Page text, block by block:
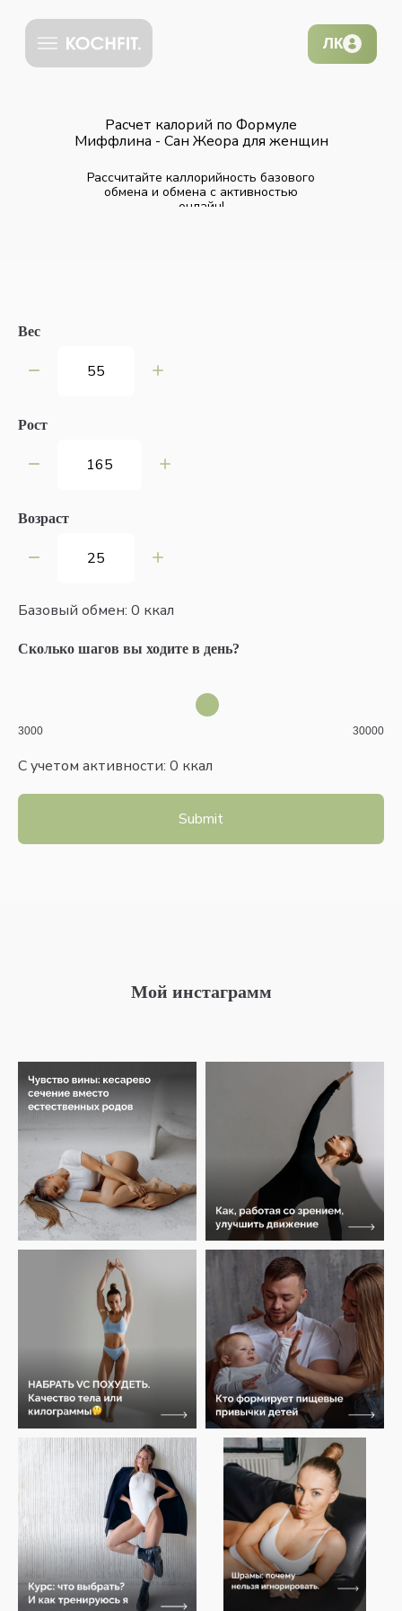
Наш сайт использует куки. Продолжая
Расчет калорий по Формуле
Миффлина - Сан Жеора для женщин
Рассчитайте каллорийность базового
обмена и обмена с активностью
онлайн!
Вес
Рост
Возраст
Базовый обмен: 0 ккал
Сколько шагов вы ходите в день?
3000 30000
С учетом активности: 0 ккал
Submit
Мой инстаграмм
KOCHFIT.
Другие страницы
Главная
Обо мне
Кочфит журнал
Результаты и отзывы клиентов
Оборудование для
тренировок
Предзапись
Личный кабинет
Активная беременность
Восстановление после
родов
Персональная работа